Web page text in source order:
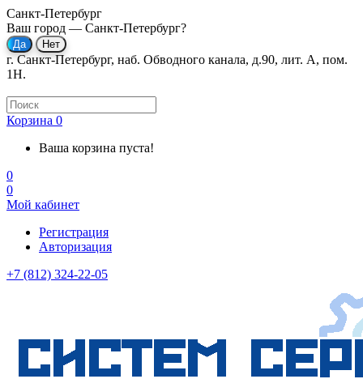
Санкт-Петербург
Ваш город — Санкт-Петербург?
г. Санкт-Петербург, наб. Обводного канала, д.90, лит. А, пом.
1Н.
Корзина 0
Ваша корзина пуста!
0
0
Мой кабинет
Регистрация
Авторизация
+7 (812) 324-22-05